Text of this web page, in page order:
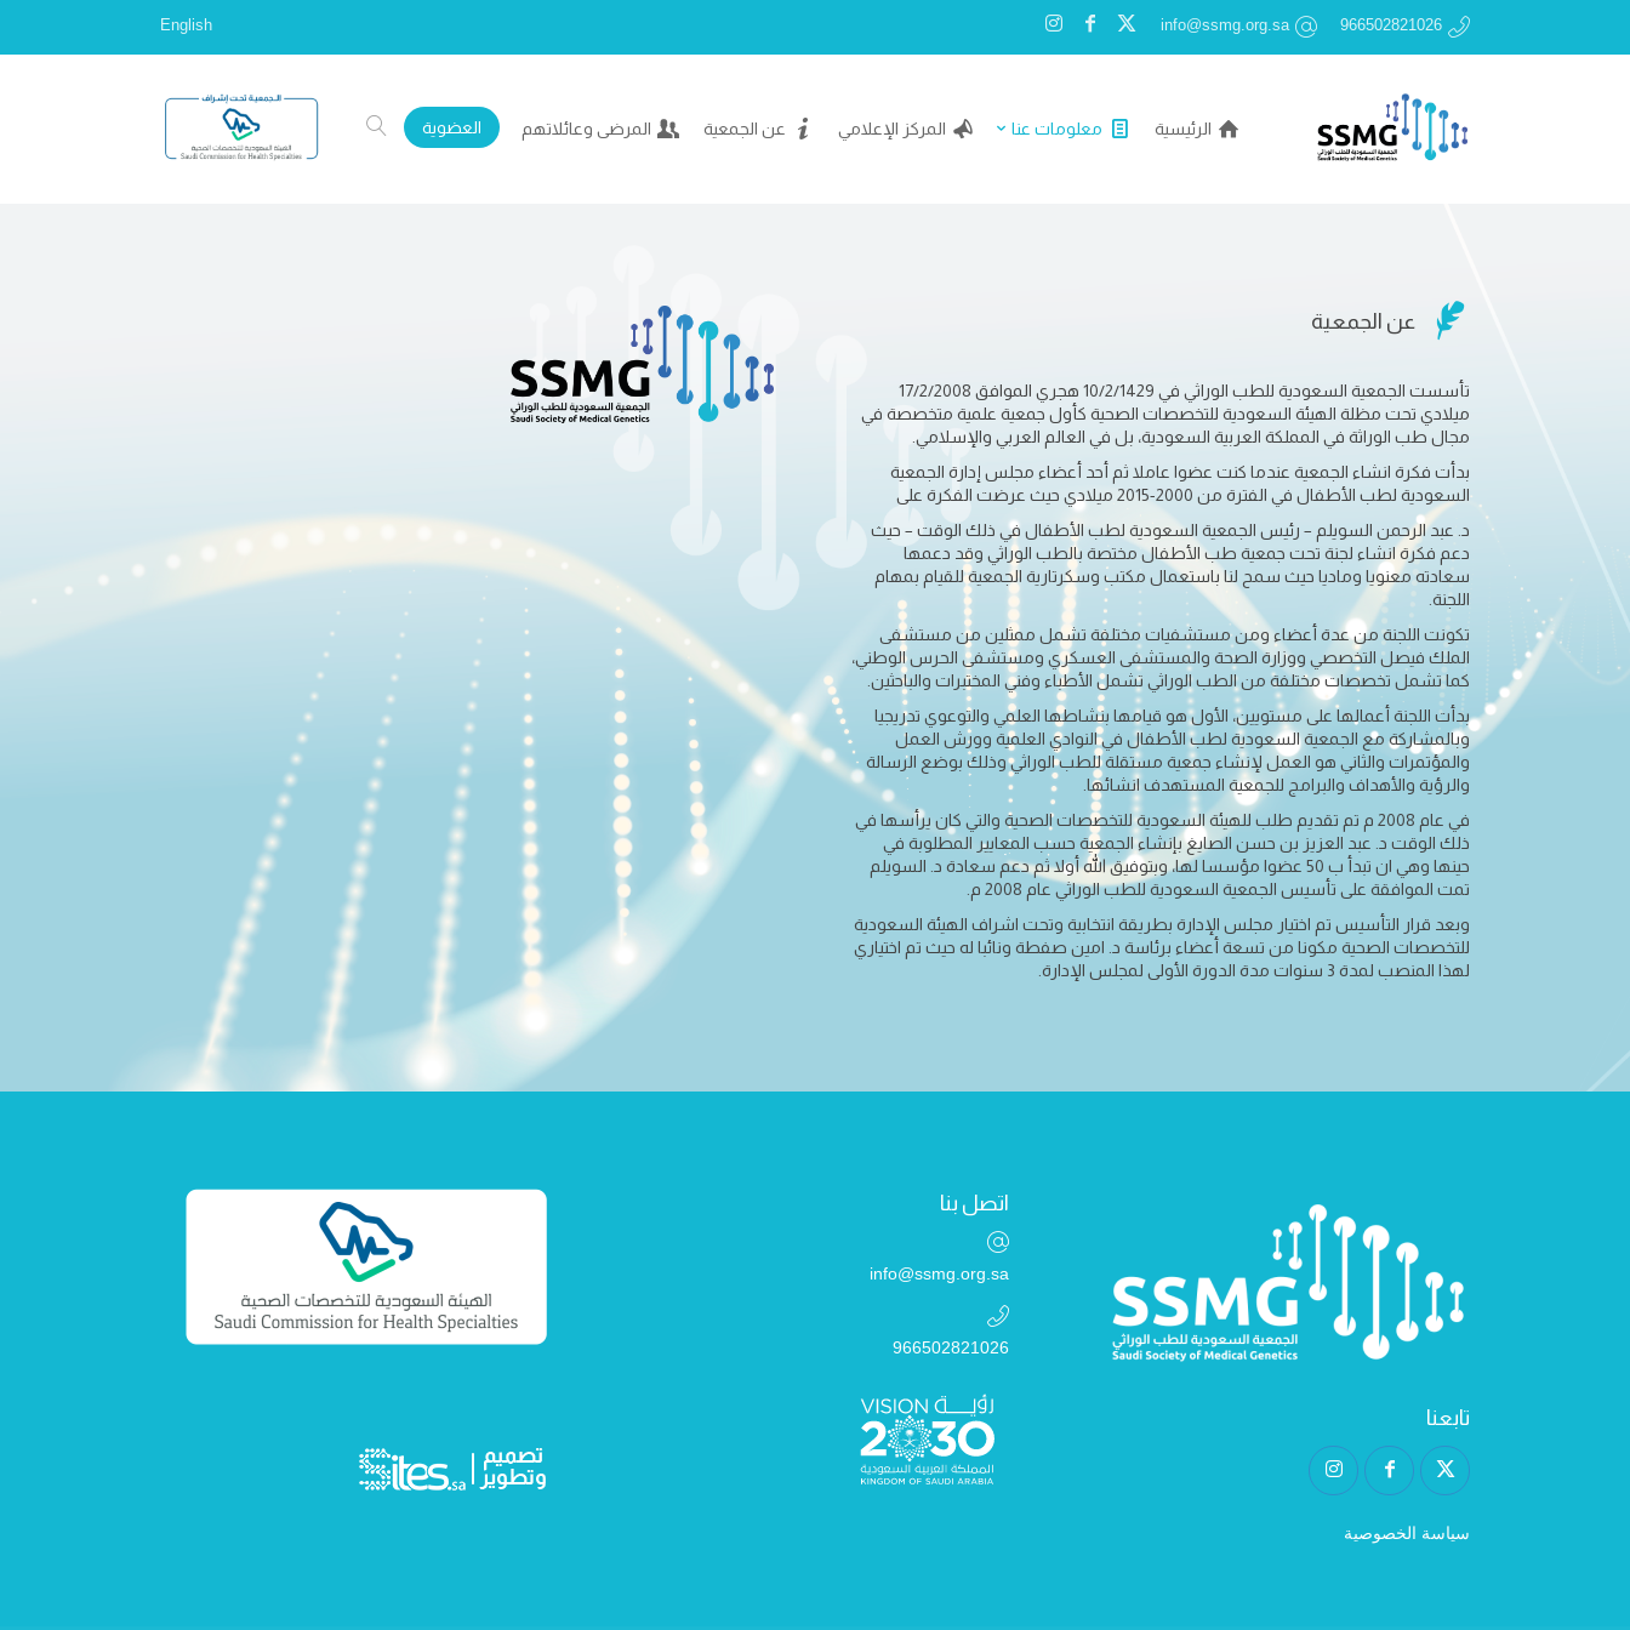
966502821026
info@ssmg.org.sa
English
الرئيسية معلومات عنا المركز الإعلامي عن الجمعية المرضى وعائلاتهم العضوية
 عن الجمعية
تأسست الجمعية السعودية للطب الوراثي في 10/2/1429 هجري الموافق 17/2/2008
ميلادي تحت مظلة الهيئة السعودية للتخصصات الصحية كأول جمعية علمية متخصصة في
مجال طب الوراثة في المملكة العربية السعودية، بل في العالم العربي والإسلامي.
بدأت فكرة انشاء الجمعية عندما كنت عضوا عاملا ثم أحد أعضاء مجلس إدارة الجمعية
السعودية لطب الأطفال في الفترة من 2000-2015 ميلادي حيث عرضت الفكرة على
د. عبد الرحمن السويلم – رئيس الجمعية السعودية لطب الأطفال في ذلك الوقت – حيث
دعم فكرة انشاء لجنة تحت جمعية طب الأطفال مختصة بالطب الوراثي وقد دعمها
سعادته معنويا وماديا حيث سمح لنا باستعمال مكتب وسكرتارية الجمعية للقيام بمهام
اللجنة.
تكونت اللجنة من عدة أعضاء ومن مستشفيات مختلفة تشمل ممثلين من مستشفى
الملك فيصل التخصصي ووزارة الصحة والمستشفى العسكري ومستشفى الحرس الوطني،
كما تشمل تخصصات مختلفة من الطب الوراثي تشمل الأطباء وفني المختبرات والباحثين.
بدأت اللجنة أعمالها على مستويين، الأول هو قيامها بنشاطها العلمي والتوعوي تدريجيا
وبالمشاركة مع الجمعية السعودية لطب الأطفال في النوادي العلمية وورش العمل
والمؤتمرات والثاني هو العمل لإنشاء جمعية مستقلة للطب الوراثي وذلك بوضع الرسالة
والرؤية والأهداف والبرامج للجمعية المستهدف انشائها.
في عام 2008 م تم تقديم طلب للهيئة السعودية للتخصصات الصحية والتي كان يرأسها في
ذلك الوقت د. عبد العزيز بن حسن الصايغ بإنشاء الجمعية حسب المعايير المطلوبة في
حينها وهي ان تبدأ ب 50 عضوا مؤسسا لها، وبتوفيق الله أولا ثم دعم سعادة د. السويلم
تمت الموافقة على تأسيس الجمعية السعودية للطب الوراثي عام 2008 م.
وبعد قرار التأسيس تم اختيار مجلس الإدارة بطريقة انتخابية وتحت اشراف الهيئة السعودية
للتخصصات الصحية مكونا من تسعة أعضاء برئاسة د. امين صفطة ونائبا له حيث تم اختياري
لهذا المنصب لمدة 3 سنوات مدة الدورة الأولى لمجلس الإدارة.
تابعنا
سياسة الخصوصية
اتصل بنا
info@ssmg.org.sa
966502821026